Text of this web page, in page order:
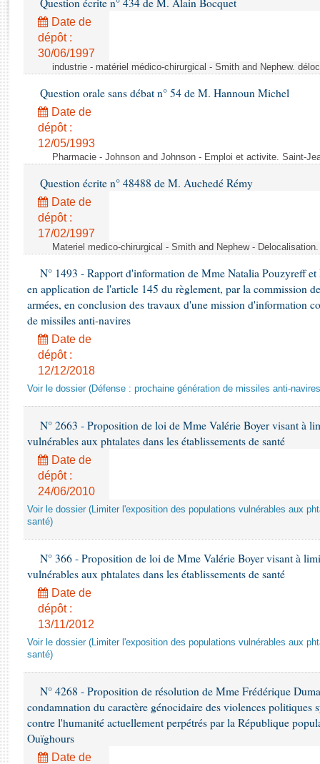
Rapports d'enquête
Rapports législatifs
Rapports sur l'application des lois
Baromètre de l’application des lois
Dossiers législatifs
Budget et sécurité sociale
Questions écrites et orales
Comptes rendus des débats
Question écrite n° 434 de M. Alain Bocquet
Date de
dépôt :
30/06/1997
industrie - matériel médico-chirurgical - Smith and Nephew.
Question orale sans débat n° 54 de M. Hannoun Michel
Date de
dépôt :
12/05/1993
Pharmacie - Johnson and Johnson - Emploi et activite. Saint-
Question écrite n° 48488 de M. Auchedé Rémy
Date de
dépôt :
17/02/1997
Materiel medico-chirurgical - Smith and Nephew -
N° 1493 - Rapport d'information de Mme Natalia Pouzyreff
en application de l'article 145 du règlement, par la commission
armées, en conclusion des travaux d'une mission d'information
de missiles anti-navires
Date de
dépôt :
12/12/2018
Voir le dossier (Défense : prochaine génération de missiles anti-
N° 2663 - Proposition de loi de Mme Valérie Boyer visant à
vulnérables aux phtalates dans les établissements de santé
Date de
dépôt :
24/06/2010
Voir le dossier (Limiter l'exposition des populations vulnérables aux
santé)
N° 366 - Proposition de loi de Mme Valérie Boyer visant à
vulnérables aux phtalates dans les établissements de santé
Date de
dépôt :
13/11/2012
Voir le dossier (Limiter l'exposition des populations vulnérables aux
santé)
N° 4268 - Proposition de résolution de Mme Frédérique
condamnation du caractère génocidaire des violences politiques
contre l'humanité actuellement perpétrés par la République
Ouïghours
Date de